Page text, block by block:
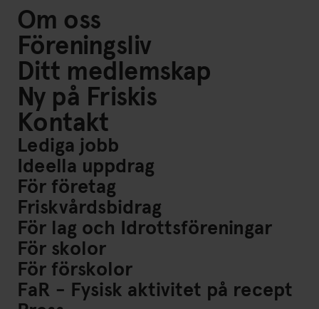
Om oss
Föreningsliv
Ditt medlemskap
Ny på Friskis
Kontakt
Lediga jobb
Ideella uppdrag
För företag
Friskvårdsbidrag
För lag och Idrottsföreningar
För skolor
För förskolor
FaR - Fysisk aktivitet på recept